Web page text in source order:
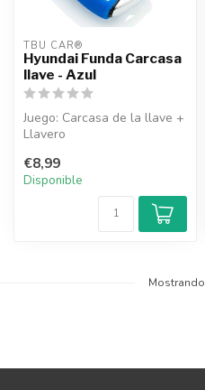
TBU CAR®
Hyundai Funda Carcasa
llave - Azul
Juego: Carcasa de la llave +
Llavero
€8,99
Disponible
Mostrando